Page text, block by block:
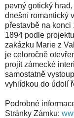
pevný gotický
dnešní romantický
přestavbě na konci
1894 podle
zakázku Marie z
je celoročně
projít zámecké
samostatně
vyhlídkou do údolí
Podrobné
Stránky Zámku: